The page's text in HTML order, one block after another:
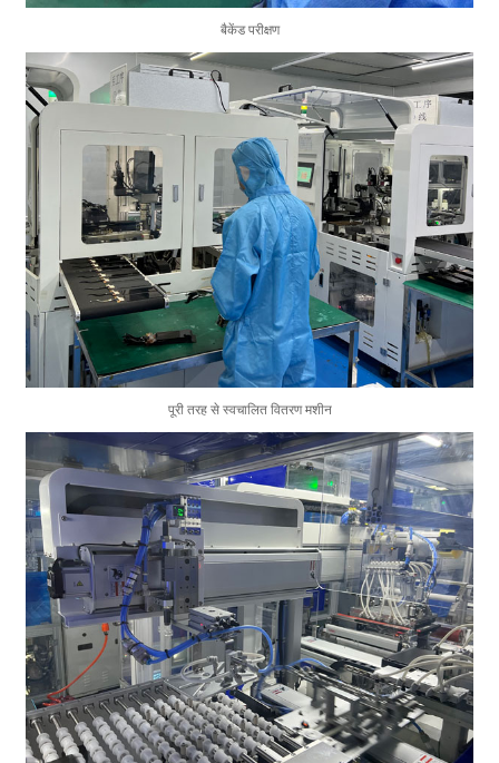
बैकेंड परीक्षण
पूरी तरह से स्वचालित वितरण मशीन